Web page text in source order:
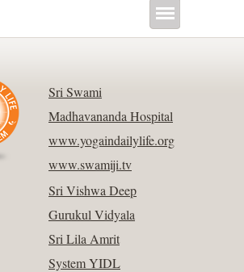
Sri Swami
Madhavananda Hospital
www.yogaindailylife.org
www.swamiji.tv
Sri Vishwa Deep
Gurukul Vidyala
Sri Lila Amrit
System YIDL